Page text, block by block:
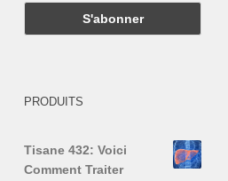
PRODUITS
Tisane 432: Voici
Comment Traiter